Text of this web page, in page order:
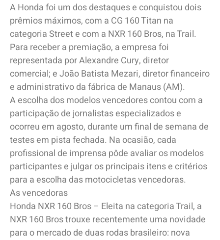
A Honda foi um dos destaques e conquistou dois
prêmios máximos, com a CG 160 Titan na
categoria Street e com a NXR 160 Bros, na Trail.
Para receber a premiação, a empresa foi
representada por Alexandre Cury, diretor
comercial; e João Batista Mezari, diretor financeiro
e administrativo da fábrica de Manaus (AM).
A escolha dos modelos vencedores contou com a
participação de jornalistas especializados e
ocorreu em agosto, durante um final de semana de
testes em pista fechada. Na ocasião, cada
profissional de imprensa pôde avaliar os modelos
participantes e julgar os principais itens e critérios
para a escolha das motocicletas vencedoras.
As vencedoras
Honda NXR 160 Bros – Eleita na categoria Trail, a
NXR 160 Bros trouxe recentemente uma novidade
para o mercado de duas rodas brasileiro: nova